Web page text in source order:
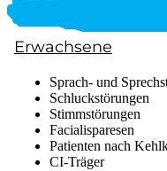
Erwachsene
Sprach- und
Schluckstörungen
Stimmstörungen
Facialisparesen
Patienten nach
CI-Träger